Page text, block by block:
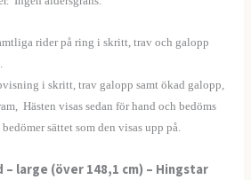
rider på ring i skritt, trav och galopp
i skritt, trav galopp samt ökad galopp,
Hästen visas sedan för hand och bedöms
sättet som den visas upp på.
– large (över 148,1 cm) – Hingstar